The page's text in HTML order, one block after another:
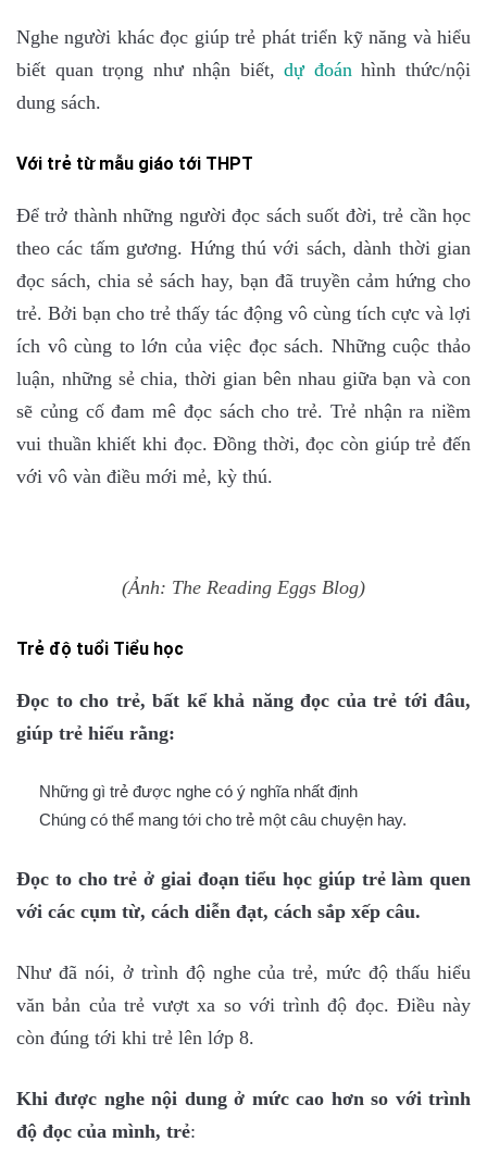
Nghe người khác đọc giúp trẻ phát triển kỹ năng và hiểu
biết quan trọng như nhận biết,dự đoánhình thức/nội
dung sách.
Với trẻ từ mẫu giáo tới THPT
Để trở thành những người đọc sách suốt đời, trẻ cần học
theo các tấm gương. Hứng thú với sách, dành thời gian
đọc sách, chia sẻ sách hay, bạn đã truyền cảm hứng cho
trẻ. Bởi bạn cho trẻ thấy tác động vô cùng tích cực và lợi
ích vô cùng to lớn của việc đọc sách. Những cuộc thảo
luận, những sẻ chia, thời gian bên nhau giữa bạn và con
sẽ củng cố đam mê đọc sách cho trẻ. Trẻ nhận ra niềm
vui thuần khiết khi đọc. Đồng thời, đọc còn giúp trẻ đến
với vô vàn điều mới mẻ, kỳ thú.
(Ảnh: The Reading Eggs Blog)
Trẻ độ tuổi Tiểu học
Đọc to cho trẻ, bất kể khả năng đọc của trẻ tới đâu,
giúp trẻ hiểu rằng:
Những gì trẻ được nghe có ý nghĩa nhất định
Chúng có thể mang tới cho trẻ một câu chuyện hay.
Đọc to cho trẻ ở giai đoạn tiểu học giúp trẻ làm quen
với các cụm từ, cách diễn đạt, cách sắp xếp câu.
Như đã nói, ở trình độ nghe của trẻ, mức độ thấu hiểu
văn bản của trẻ vượt xa so với trình độ đọc. Điều này
còn đúng tới khi trẻ lên lớp 8.
Khi được nghe nội dung ở mức cao hơn so với trình
độ đọc của mình, trẻ: